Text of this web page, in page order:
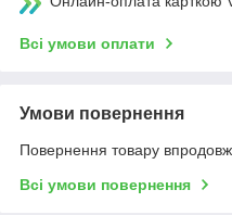
Всі умови оплати
Умови повернення
Повернення товару
Всі умови повернення